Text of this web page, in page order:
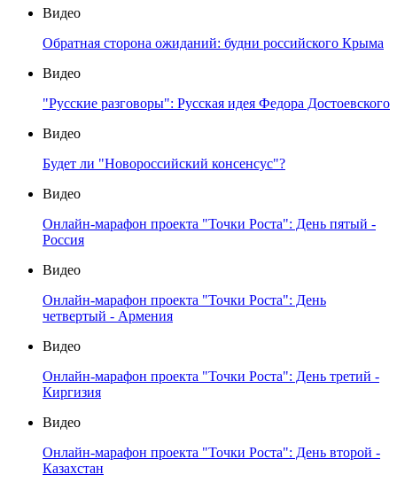
Видео
Обратная сторона ожиданий: будни российского Крыма
Видео
"Русские разговоры": Русская идея Федора Достоевского
Видео
Будет ли "Новороссийский консенсус"?
Видео
Онлайн-марафон проекта "Точки Роста": День пятый -
Россия
Видео
Онлайн-марафон проекта "Точки Роста": День
четвертый - Армения
Видео
Онлайн-марафон проекта "Точки Роста": День третий -
Киргизия
Видео
Онлайн-марафон проекта "Точки Роста": День второй -
Казахстан